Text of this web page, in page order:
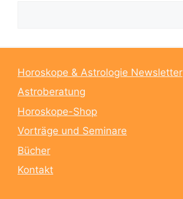
Horoskope & Astrologie Newsletter
Astroberatung
Horoskope-Shop
Vorträge und Seminare
Bücher
Kontakt